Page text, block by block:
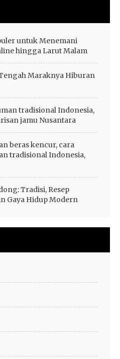
untuk Menemani
hingga Larut Malam
Maraknya Hiburan
tradisional Indonesia,
jamu Nusantara
beras kencur, cara
tradisional Indonesia,
Tradisi, Resep
Gaya Hidup Modern